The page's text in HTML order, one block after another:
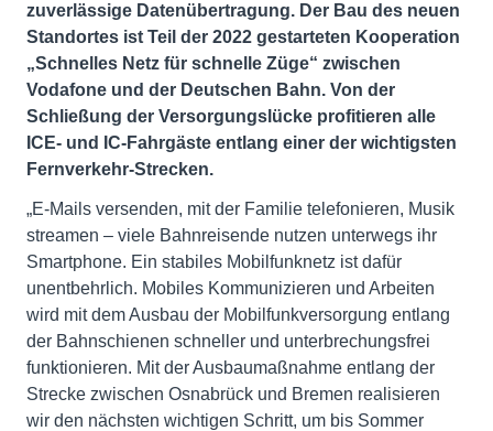
zuverlässige Datenübertragung. Der Bau des neuen
Standortes ist Teil der 2022 gestarteten Kooperation
„Schnelles Netz für schnelle Züge“ zwischen
Vodafone und der Deutschen Bahn. Von der
Schließung der Versorgungslücke profitieren alle
ICE- und IC-Fahrgäste entlang einer der wichtigsten
Fernverkehr-Strecken.
„E-Mails versenden, mit der Familie telefonieren, Musik
streamen – viele Bahnreisende nutzen unterwegs ihr
Smartphone. Ein stabiles Mobilfunknetz ist dafür
unentbehrlich. Mobiles Kommunizieren und Arbeiten
wird mit dem Ausbau der Mobilfunkversorgung entlang
der Bahnschienen schneller und unterbrechungsfrei
funktionieren. Mit der Ausbaumaßnahme entlang der
Strecke zwischen Osnabrück und Bremen realisieren
wir den nächsten wichtigen Schritt, um bis Sommer